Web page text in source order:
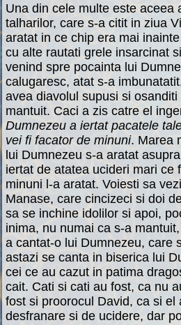
Una din cele multe este aceea
talharilor, care s-a citit in ziua
aratat in ce chip era mai
cu alte rautati grele insarcinat
venind spre pocainta lui
calugaresc, atat s-a
avea diavolul supusi si
mantuit. Caci a zis catre el
Dumnezeu a iertat pacatele
vei fi facator de minuni. Marea
lui Dumnezeu s-a aratat
iertat de atatea ucideri mari ce
minuni l-a aratat. Voiesti sa
Manase, care cincizeci si doi
sa se inchine idolilor si apoi,
inima, nu numai ca s-a
a cantat-o lui Dumnezeu, care
astazi se canta in biserica lui
cei ce au cazut in patima
cait. Cati si cati au fost, ca nu
fost si proorocul David, ca si el
desfranare si de ucidere, dar